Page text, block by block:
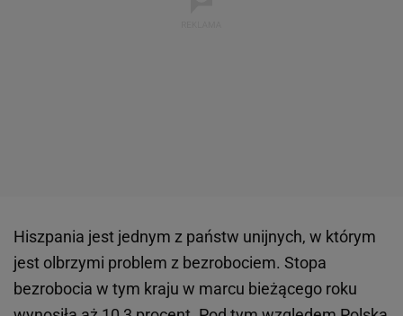
Hiszpania jest jednym z państw unijnych, w którym
jest olbrzymi problem z bezrobociem. Stopa
bezrobocia w tym kraju w marcu bieżącego roku